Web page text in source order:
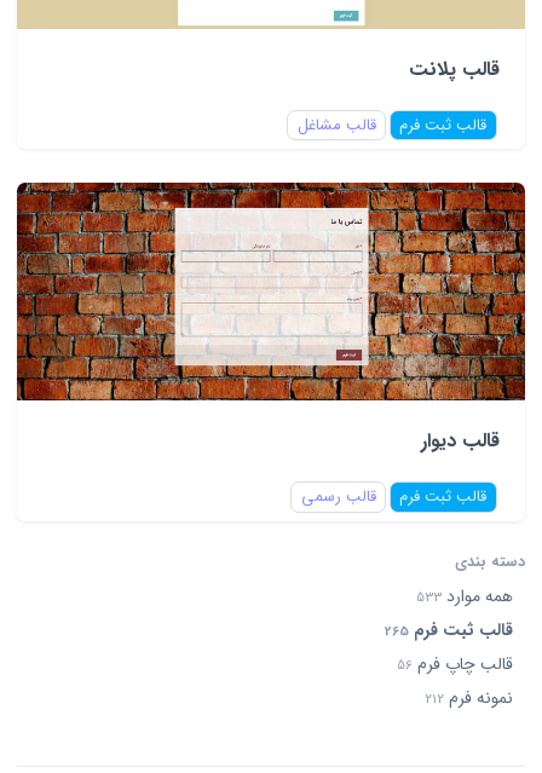
قالب پلانت
قالب ثبت فرم قالب مشاغل
قالب دیوار
قالب ثبت فرم قالب رسمی
دسته بندی
همه موارد 533
قالب ثبت فرم 265
قالب چاپ فرم 56
نمونه فرم 212